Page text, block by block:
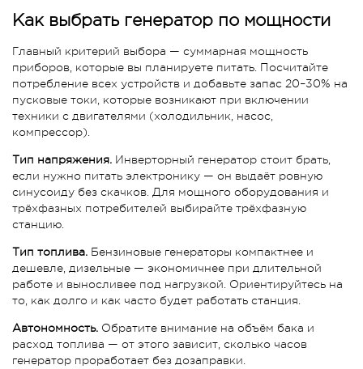
Как выбрать генератор по мощности
Главный критерий выбора — суммарная мощность
приборов, которые вы планируете питать. Посчитайте
потребление всех устройств и добавьте запас 20–30% на
пусковые токи, которые возникают при включении
техники с двигателями (холодильник, насос,
компрессор).
Тип напряжения. Инверторный генератор стоит брать,
если нужно питать электронику — он выдаёт ровную
синусоиду без скачков. Для мощного оборудования и
трёхфазных потребителей выбирайте трёхфазную
станцию.
Тип топлива. Бензиновые генераторы компактнее и
дешевле, дизельные — экономичнее при длительной
работе и выносливее под нагрузкой. Ориентируйтесь на
то, как долго и как часто будет работать станция.
Автономность. Обратите внимание на объём бака и
расход топлива — от этого зависит, сколько часов
генератор проработает без дозаправки.